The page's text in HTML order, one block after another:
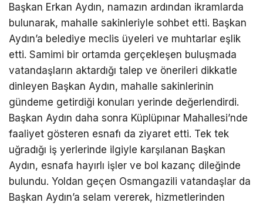
Başkan Erkan Aydın, namazın ardından ikramlarda
bulunarak, mahalle sakinleriyle sohbet etti. Başkan
Aydın’a belediye meclis üyeleri ve muhtarlar eşlik
etti. Samimi bir ortamda gerçekleşen buluşmada
vatandaşların aktardığı talep ve önerileri dikkatle
dinleyen Başkan Aydın, mahalle sakinlerinin
gündeme getirdiği konuları yerinde değerlendirdi.
Başkan Aydın daha sonra Küplüpınar Mahallesi’nde
faaliyet gösteren esnafı da ziyaret etti. Tek tek
uğradığı iş yerlerinde ilgiyle karşılanan Başkan
Aydın, esnafa hayırlı işler ve bol kazanç dileğinde
bulundu. Yoldan geçen Osmangazili vatandaşlar da
Başkan Aydın’a selam vererek, hizmetlerinden